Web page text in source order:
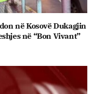
në Kosovë Dukagjin
në “Bon Vivant”